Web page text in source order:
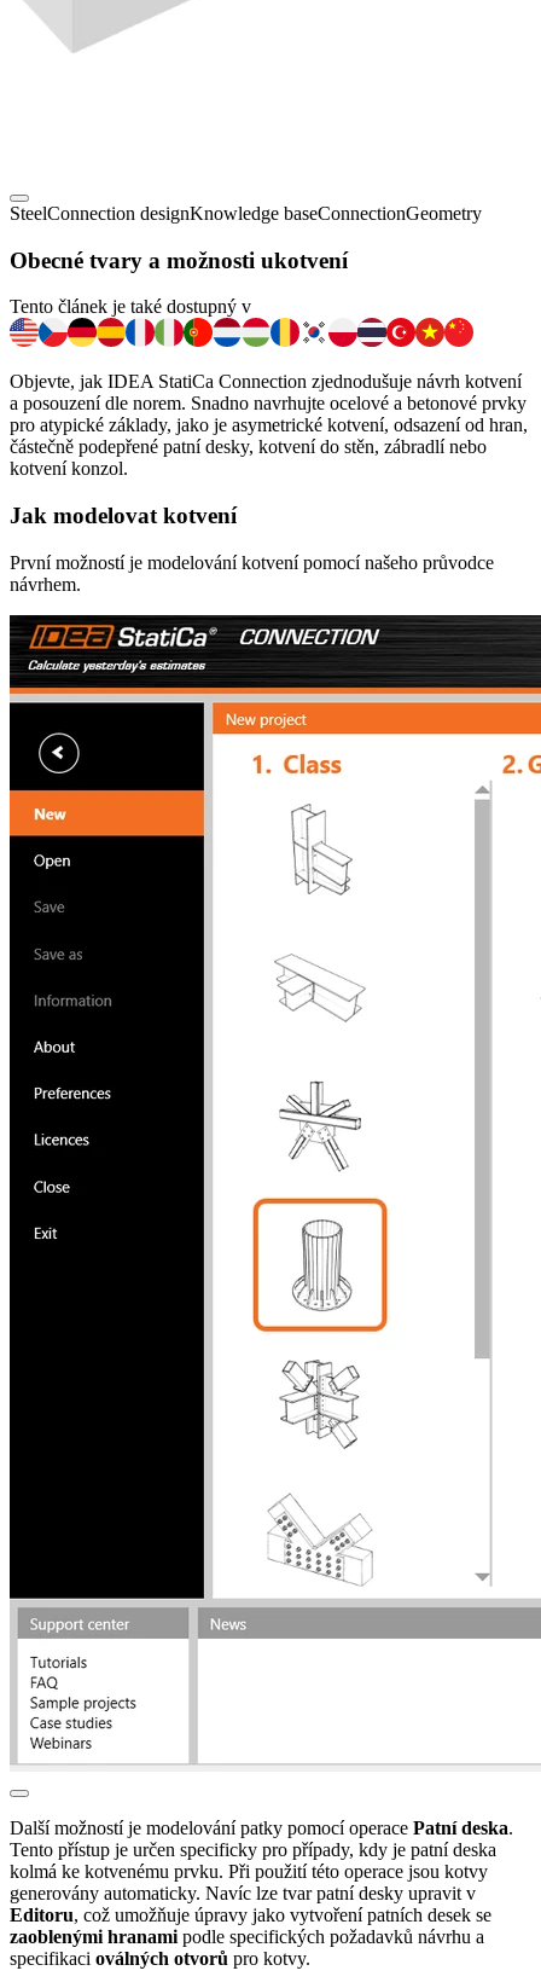
SteelConnection designKnowledge baseConnectionGeometry
Obecné tvary a možnosti ukotvení
Tento článek je také dostupný v
Objevte, jak IDEA StatiCa Connection zjednodušuje návrh kotvení
a posouzení dle norem. Snadno navrhujte ocelové a betonové prvky
pro atypické základy, jako je asymetrické kotvení, odsazení od hran,
částečně podepřené patní desky, kotvení do stěn, zábradlí nebo
kotvení konzol.
Jak modelovat kotvení
První možností je modelování kotvení pomocí našeho průvodce
návrhem.
Další možností je modelování patky pomocí operace Patní deska.
Tento přístup je určen specificky pro případy, kdy je patní deska
kolmá ke kotvenému prvku. Při použití této operace jsou kotvy
generovány automaticky. Navíc lze tvar patní desky upravit v
Editoru, což umožňuje úpravy jako vytvoření patních desek se
zaoblenými hranami podle specifických požadavků návrhu a
specifikaci oválných otvorů pro kotvy.